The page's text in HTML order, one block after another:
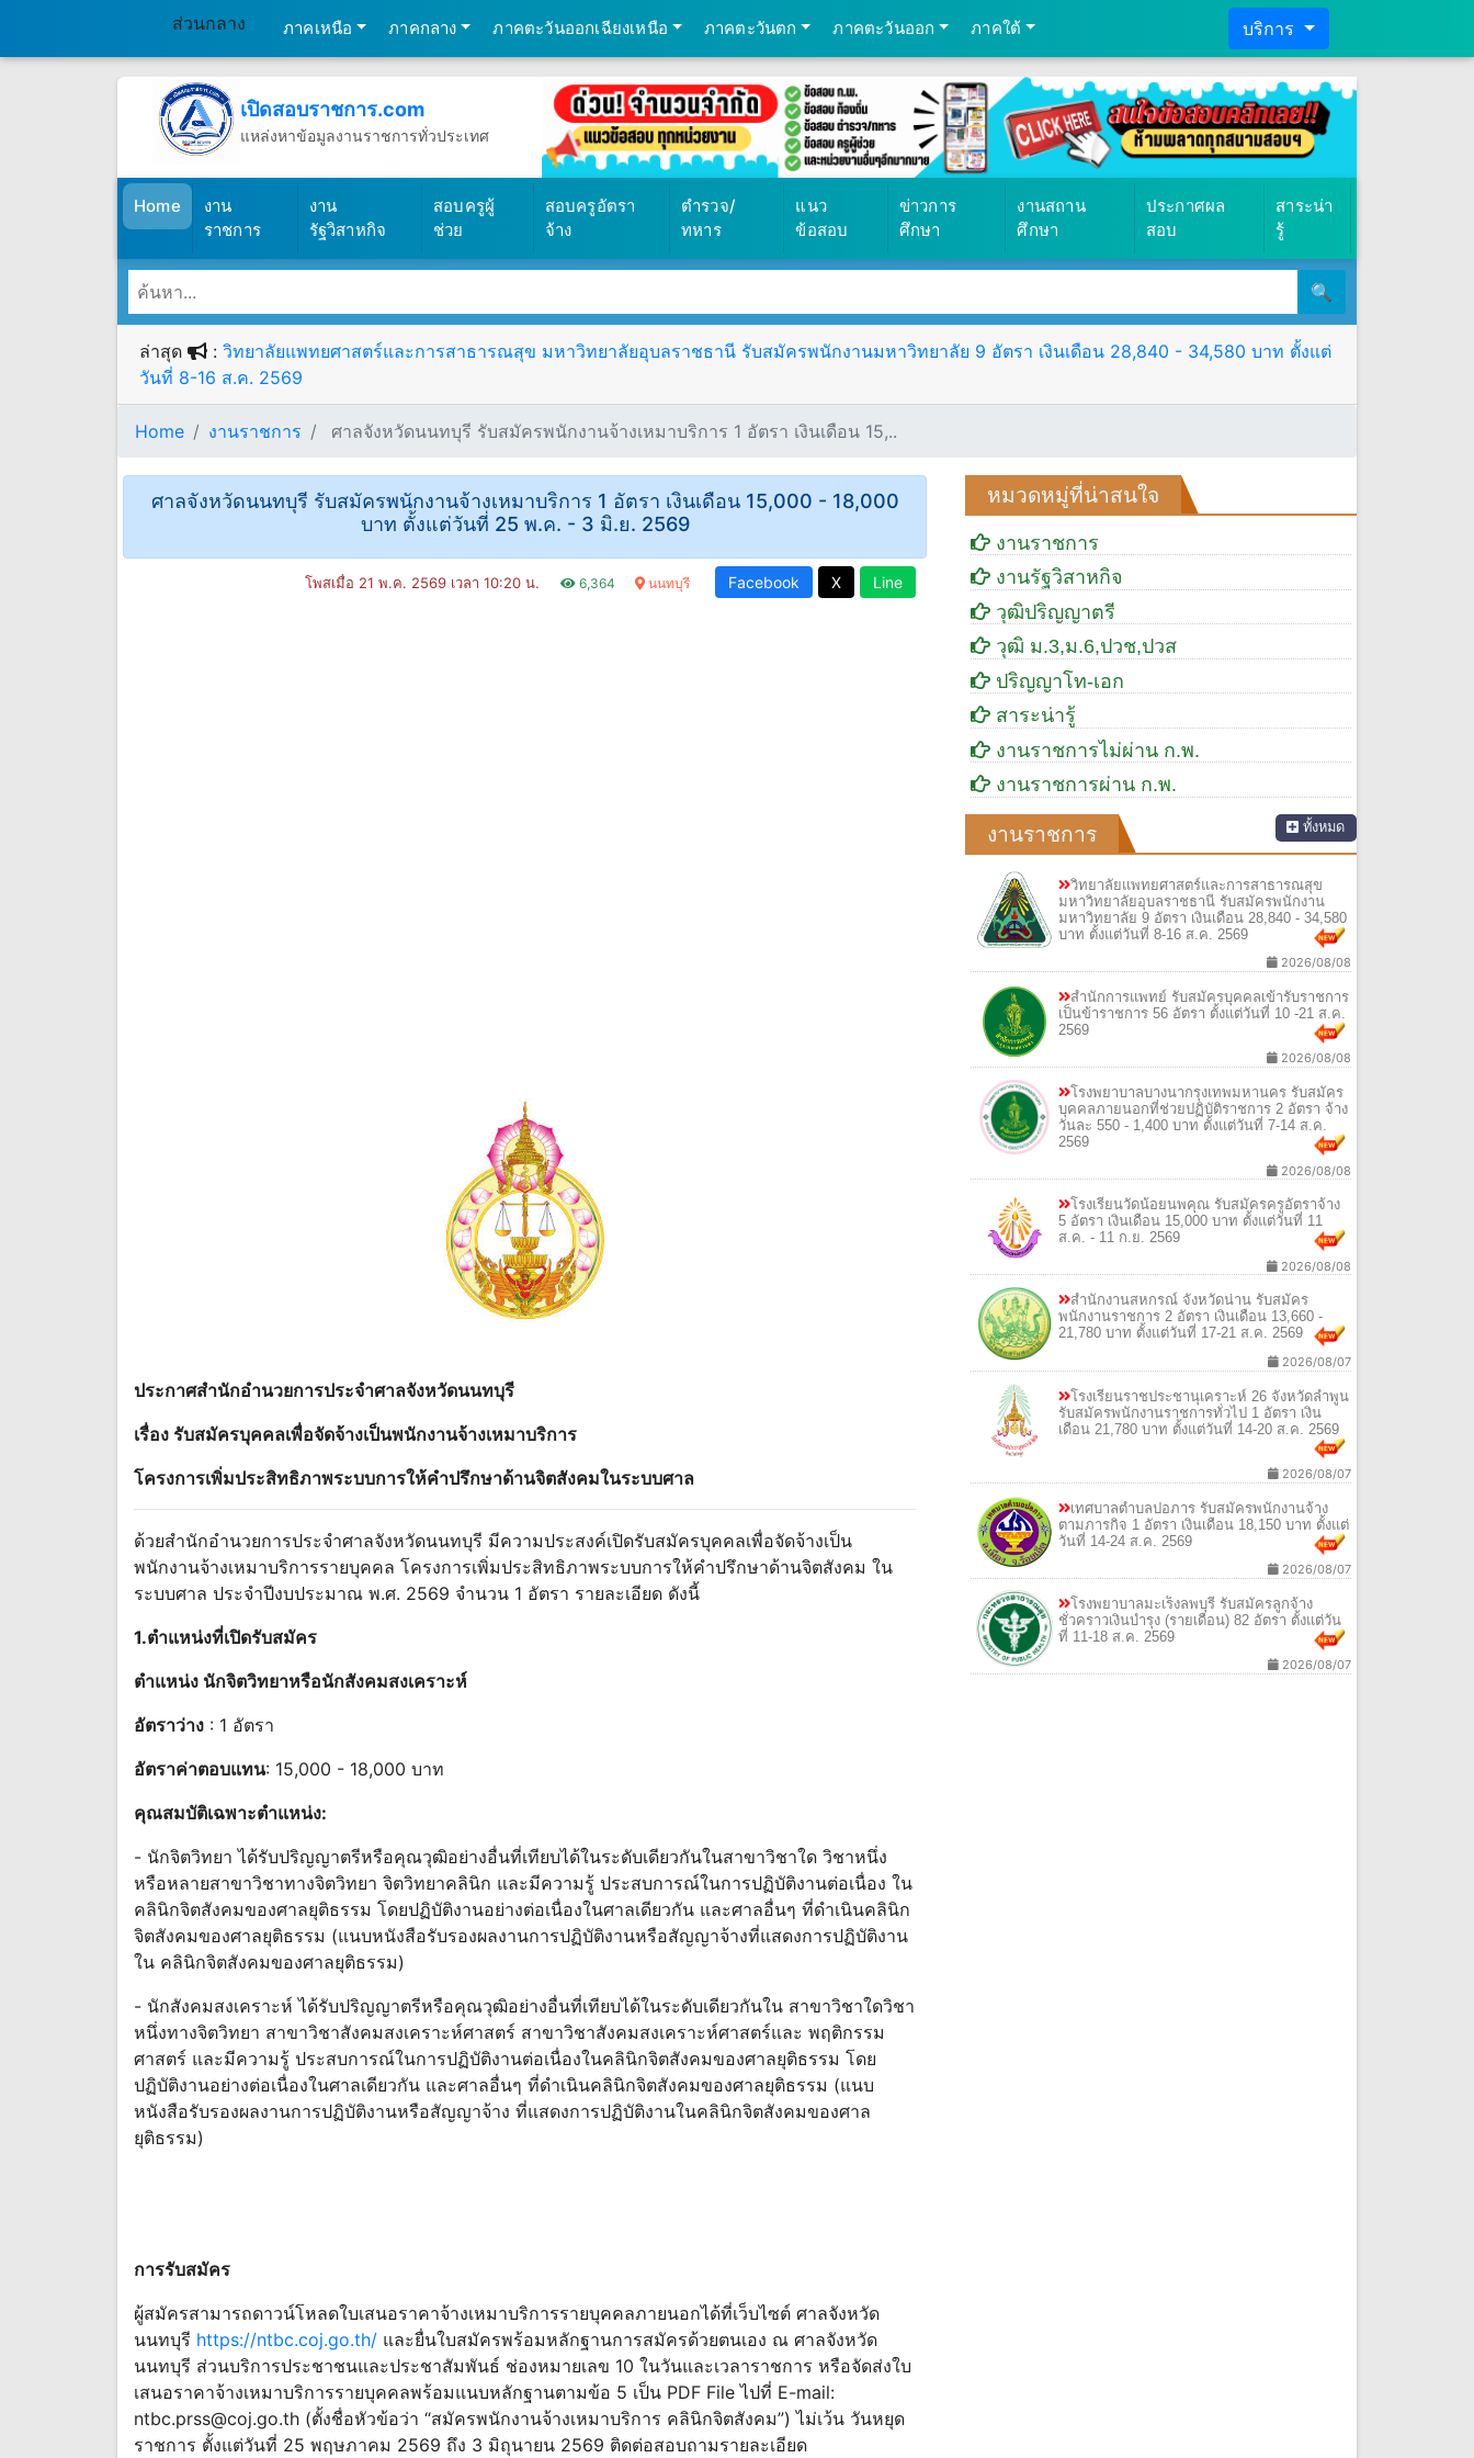
ส่วนกลาง ภาคเหนือ ภาคกลาง ภาคตะวันออกเฉียงเหนือ ภาคตะวันตก ภาคตะวันออก ภาคใต้ บริการ
เปิดสอบราชการ.com
แหล่งหาข้อมูลงานราชการทั่วประเทศ
Home(เปิดสอบราชการ)
งาน
ราชการ
งาน
รัฐวิสาหกิจ
สอบครูผู้
ช่วย
สอบครูอัตรา
จ้าง
ตำรวจ/
ทหาร
แนว
ข้อสอบ
ข่าวการ
ศึกษา
งานสถาน
ศึกษา
ประกาศผล
สอบ
สาระน่า
รู้
🔍
ล่าสุด : วิทยาลัยแพทยศาสตร์และการสาธารณสุข มหาวิทยาลัยอุบลราชธานี รับสมัครพนักงานมหาวิทยาลัย 9 อัตรา เงินเดือน 28,840 - 34,580 บาท ตั้งแต่
วันที่ 8-16 ส.ค. 2569
Home งานราชการ ศาลจังหวัดนนทบุรี รับสมัครพนักงานจ้างเหมาบริการ 1 อัตรา เงินเดือน 15,..
ศาลจังหวัดนนทบุรี รับสมัครพนักงานจ้างเหมาบริการ 1 อัตรา เงินเดือน 15,000 - 18,000
บาท ตั้งแต่วันที่ 25 พ.ค. - 3 มิ.ย. 2569
โพสเมื่อ 21 พ.ค. 2569 เวลา 10:20 น. 6,364 นนทบุรี Facebook X Line
ประกาศสํานักอํานวยการประจําศาลจังหวัดนนทบุรี
เรื่อง รับสมัครบุคคลเพื่อจัดจ้างเป็นพนักงานจ้างเหมาบริการ
โครงการเพิ่มประสิทธิภาพระบบการให้คําปรึกษาด้านจิตสังคมในระบบศาล
ด้วยสํานักอํานวยการประจําศาลจังหวัดนนทบุรี มีความประสงค์เปิดรับสมัครบุคคลเพื่อจัดจ้างเป็น
พนักงานจ้างเหมาบริการรายบุคคล โครงการเพิ่มประสิทธิภาพระบบการให้คําปรึกษาด้านจิตสังคม ใน
ระบบศาล ประจําปีงบประมาณ พ.ศ. 2569 จํานวน 1 อัตรา รายละเอียด ดังนี้
1.ตําแหน่งที่เปิดรับสมัคร
ตําแหน่ง นักจิตวิทยาหรือนักสังคมสงเคราะห์
อัตราว่าง : 1 อัตรา
อัตราค่าตอบแทน: 15,000 - 18,000 บาท
คุณสมบัติเฉพาะตําแหน่ง:
- นักจิตวิทยา ได้รับปริญญาตรีหรือคุณวุฒิอย่างอื่นที่เทียบได้ในระดับเดียวกันในสาขาวิชาใด วิชาหนึ่ง
หรือหลายสาขาวิชาทางจิตวิทยา จิตวิทยาคลินิก และมีความรู้ ประสบการณ์ในการปฏิบัติงานต่อเนื่อง ใน
คลินิกจิตสังคมของศาลยุติธรรม โดยปฏิบัติงานอย่างต่อเนื่องในศาลเดียวกัน และศาลอื่นๆ ที่ดําเนินคลินิก
จิตสังคมของศาลยุติธรรม (แนบหนังสือรับรองผลงานการปฏิบัติงานหรือสัญญาจ้างที่แสดงการปฏิบัติงาน
ใน คลินิกจิตสังคมของศาลยุติธรรม)
- นักสังคมสงเคราะห์ ได้รับปริญญาตรีหรือคุณวุฒิอย่างอื่นที่เทียบได้ในระดับเดียวกันใน สาขาวิชาใดวิชา
หนึ่งทางจิตวิทยา สาขาวิชาสังคมสงเคราะห์ศาสตร์ สาขาวิชาสังคมสงเคราะห์ศาสตร์และ พฤติกรรม
ศาสตร์ และมีความรู้ ประสบการณ์ในการปฏิบัติงานต่อเนื่องในคลินิกจิตสังคมของศาลยุติธรรม โดย
ปฏิบัติงานอย่างต่อเนื่องในศาลเดียวกัน และศาลอื่นๆ ที่ดําเนินคลินิกจิตสังคมของศาลยุติธรรม (แนบ
หนังสือรับรองผลงานการปฏิบัติงานหรือสัญญาจ้าง ที่แสดงการปฏิบัติงานในคลินิกจิตสังคมของศาล
ยุติธรรม)
การรับสมัคร
ผู้สมัครสามารถดาวน์โหลดใบเสนอราคาจ้างเหมาบริการรายบุคคลภายนอกได้ที่เว็บไซต์ ศาลจังหวัด
นนทบุรี https://ntbc.coj.go.th/ และยื่นใบสมัครพร้อมหลักฐานการสมัครด้วยตนเอง ณ ศาลจังหวัด
นนทบุรี ส่วนบริการประชาชนและประชาสัมพันธ์ ช่องหมายเลข 10 ในวันและเวลาราชการ หรือจัดส่งใบ
เสนอราคาจ้างเหมาบริการรายบุคคลพร้อมแนบหลักฐานตามข้อ 5 เป็น PDF File ไปที่ E-mail:
ntbc.prss@coj.go.th (ตั้งชื่อหัวข้อว่า “สมัครพนักงานจ้างเหมาบริการ คลินิกจิตสังคม”) ไม่เว้น วันหยุด
ราชการ ตั้งแต่วันที่ 25 พฤษภาคม 2569 ถึง 3 มิถุนายน 2569 ติดต่อสอบถามรายละเอียด
หมวดหมู่ที่น่าสนใจ
งานราชการ
งานรัฐวิสาหกิจ
วุฒิปริญญาตรี
วุฒิ ม.3,ม.6,ปวช,ปวส
ปริญญาโท-เอก
สาระน่ารู้
งานราชการไม่ผ่าน ก.พ.
งานราชการผ่าน ก.พ.
งานราชการ ทั้งหมด
วิทยาลัยแพทยศาสตร์และการสาธารณสุข
มหาวิทยาลัยอุบลราชธานี รับสมัครพนักงาน
มหาวิทยาลัย 9 อัตรา เงินเดือน 28,840 - 34,580
บาท ตั้งแต่วันที่ 8-16 ส.ค. 2569
2026/08/08
สำนักการแพทย์ รับสมัครบุคคลเข้ารับราชการ
เป็นข้าราชการ 56 อัตรา ตั้งแต่วันที่ 10 -21 ส.ค.
2569
2026/08/08
โรงพยาบาลบางนากรุงเทพมหานคร รับสมัคร
บุคคลภายนอกที่ช่วยปฏิบัติราชการ 2 อัตรา จ้าง
วันละ 550 - 1,400 บาท ตั้งแต่วันที่ 7-14 ส.ค.
2569
2026/08/08
โรงเรียนวัดน้อยนพคุณ รับสมัครครูอัตราจ้าง
5 อัตรา เงินเดือน 15,000 บาท ตั้งแต่วันที่ 11
ส.ค. - 11 ก.ย. 2569
2026/08/08
สำนักงานสหกรณ์ จังหวัดน่าน รับสมัคร
พนักงานราชการ 2 อัตรา เงินเดือน 13,660 -
21,780 บาท ตั้งแต่วันที่ 17-21 ส.ค. 2569
2026/08/07
โรงเรียนราชประชานุเคราะห์ 26 จังหวัดลำพูน
รับสมัครพนักงานราชการทั่วไป 1 อัตรา เงิน
เดือน 21,780 บาท ตั้งแต่วันที่ 14-20 ส.ค. 2569
2026/08/07
เทศบาลตำบลปอภาร รับสมัครพนักงานจ้าง
ตามภารกิจ 1 อัตรา เงินเดือน 18,150 บาท ตั้งแต่
วันที่ 14-24 ส.ค. 2569
2026/08/07
โรงพยาบาลมะเร็งลพบุรี รับสมัครลูกจ้าง
ชั่วคราวเงินบำรุง (รายเดือน) 82 อัตรา ตั้งแต่วัน
ที่ 11-18 ส.ค. 2569
2026/08/07